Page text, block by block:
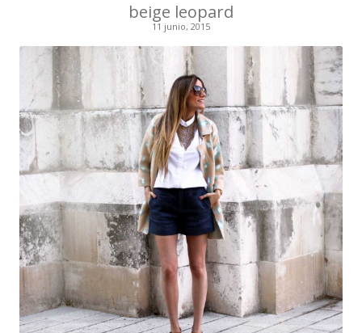
beige leopard
11 junio, 2015